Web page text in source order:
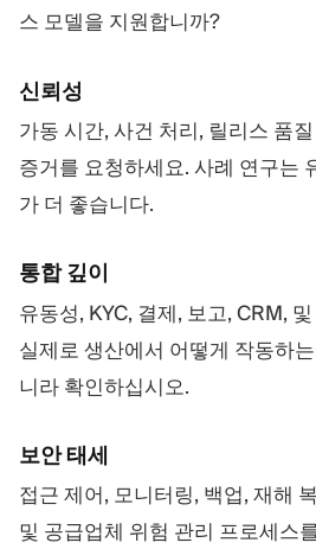
스 모델을 지원합니까?
신뢰성
가동 시간, 사건 처리, 릴리스 품
증거를 요청하세요. 사례 연구는
가 더 좋습니다.
통합 깊이
유동성, KYC, 결제, 보고, CRM,
실제로 생산에서 어떻게 작동하
니라 확인하십시오.
보안 태세
접근 제어, 모니터링, 백업, 재해
및 공급업체 위험 관리 프로세스